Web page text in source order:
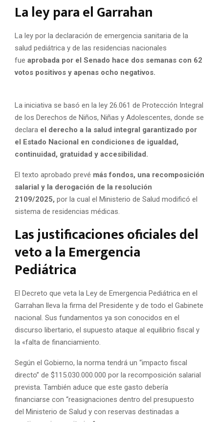
La ley para el Garrahan
La ley por la declaración de emergencia sanitaria de la
salud pediátrica y de las residencias nacionales
fue aprobada por el Senado hace dos semanas con 62
votos positivos y apenas ocho negativos.
La iniciativa se basó en la ley 26.061 de Protección Integral
de los Derechos de Niños, Niñas y Adolescentes, donde se
declara el derecho a la salud integral garantizado por
el Estado Nacional en condiciones de igualdad,
continuidad, gratuidad y accesibilidad.
El texto aprobado prevé más fondos, una recomposición
salarial y la derogación de la resolución
2109/2025, por la cual el Ministerio de Salud modificó el
sistema de residencias médicas.
Las justificaciones oficiales del
veto a la Emergencia
Pediátrica
El Decreto que veta la Ley de Emergencia Pediátrica en el
Garrahan lleva la firma del Presidente y de todo el Gabinete
nacional. Sus fundamentos ya son conocidos en el
discurso libertario, el supuesto ataque al equilibrio fiscal y
la «falta de financiamiento.
Según el Gobierno, la norma tendrá un “impacto fiscal
directo” de $115.030.000.000 por la recomposición salarial
prevista. También aduce que este gasto debería
financiarse con “reasignaciones dentro del presupuesto
del Ministerio de Salud y con reservas destinadas a